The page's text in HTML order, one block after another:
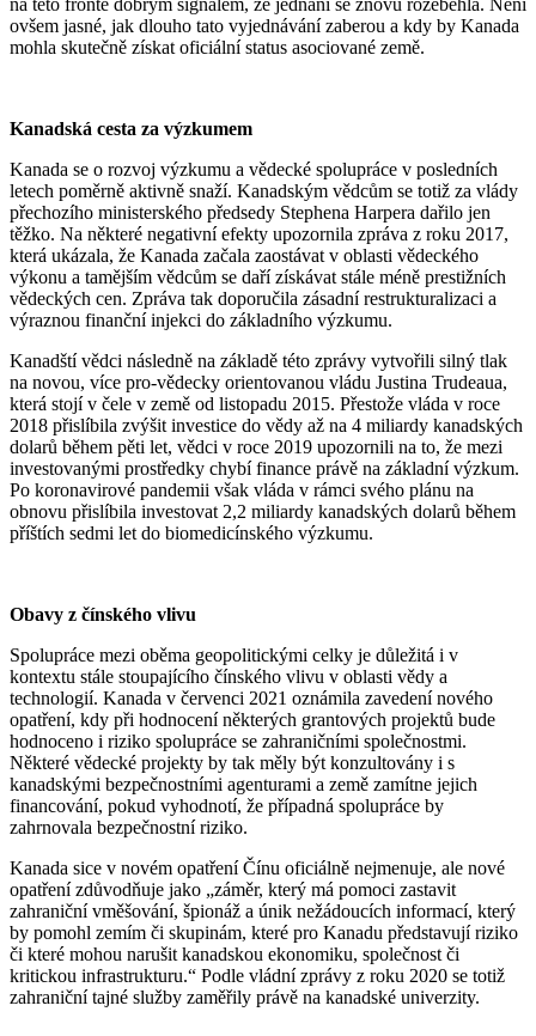
na této frontě dobrým signálem, že jednání se znovu rozeběhla. Není
ovšem jasné, jak dlouho tato vyjednávání zaberou a kdy by Kanada
mohla skutečně získat oficiální status asociované země.
Kanadská cesta za výzkumem
Kanada se o rozvoj výzkumu a vědecké spolupráce v posledních
letech poměrně aktivně snaží. Kanadským vědcům se totiž za vlády
přechozího ministerského předsedy Stephena Harpera dařilo jen
těžko. Na některé negativní efekty upozornila zpráva z roku 2017,
která ukázala, že Kanada začala zaostávat v oblasti vědeckého
výkonu a tamějším vědcům se daří získávat stále méně prestižních
vědeckých cen. Zpráva tak doporučila zásadní restrukturalizaci a
výraznou finanční injekci do základního výzkumu.
Kanadští vědci následně na základě této zprávy vytvořili silný tlak
na novou, více pro-vědecky orientovanou vládu Justina Trudeaua,
která stojí v čele v země od listopadu 2015. Přestože vláda v roce
2018 přislíbila zvýšit investice do vědy až na 4 miliardy kanadských
dolarů během pěti let, vědci v roce 2019 upozornili na to, že mezi
investovanými prostředky chybí finance právě na základní výzkum.
Po koronavirové pandemii však vláda v rámci svého plánu na
obnovu přislíbila investovat 2,2 miliardy kanadských dolarů během
příštích sedmi let do biomedicínského výzkumu.
Obavy z čínského vlivu
Spolupráce mezi oběma geopolitickými celky je důležitá i v
kontextu stále stoupajícího čínského vlivu v oblasti vědy a
technologií. Kanada v červenci 2021 oznámila zavedení nového
opatření, kdy při hodnocení některých grantových projektů bude
hodnoceno i riziko spolupráce se zahraničními společnostmi.
Některé vědecké projekty by tak měly být konzultovány i s
kanadskými bezpečnostními agenturami a země zamítne jejich
financování, pokud vyhodnotí, že případná spolupráce by
zahrnovala bezpečnostní riziko.
Kanada sice v novém opatření Čínu oficiálně nejmenuje, ale nové
opatření zdůvodňuje jako „záměr, který má pomoci zastavit
zahraniční vměšování, špionáž a únik nežádoucích informací, který
by pomohl zemím či skupinám, které pro Kanadu představují riziko
či které mohou narušit kanadskou ekonomiku, společnost či
kritickou infrastrukturu.“ Podle vládní zprávy z roku 2020 se totiž
zahraniční tajné služby zaměřily právě na kanadské univerzity.